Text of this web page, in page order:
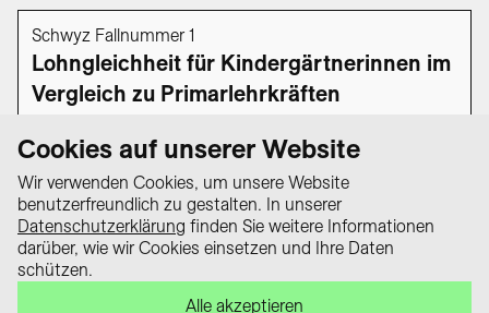
Schwyz Fallnummer 1
Lohngleichheit für Kindergärtnerinnen im
Vergleich zu Primarlehrkräften
1 2 3 … 34 35
Cookies auf unserer Website
Wir verwenden Cookies, um unsere Website
benutzerfreundlich zu gestalten. In unserer
Datenschutzerklärung finden Sie weitere Informationen
darüber, wie wir Cookies einsetzen und Ihre Daten
schützen.
Alle akzeptieren